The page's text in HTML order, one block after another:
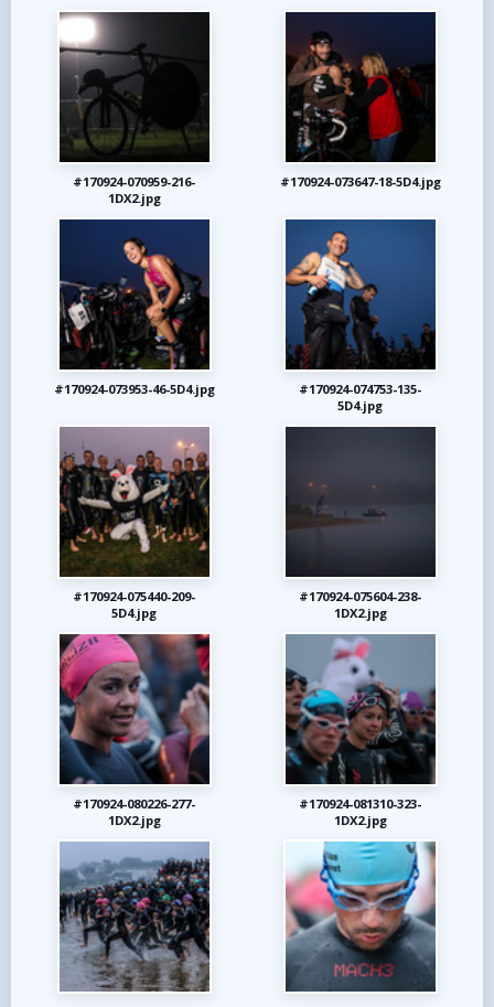
#170924-070959-216-
1DX2.jpg
#170924-073647-18-5D4.jpg
#170924-073953-46-5D4.jpg
#170924-074753-135-
5D4.jpg
#170924-075440-209-
5D4.jpg
#170924-075604-238-
1DX2.jpg
#170924-080226-277-
1DX2.jpg
#170924-081310-323-
1DX2.jpg